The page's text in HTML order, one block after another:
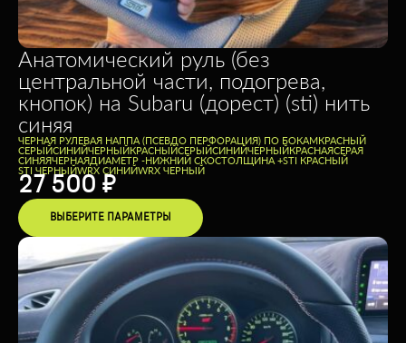
Анатомический руль (без
центральной части, подогрева,
кнопок) на Subaru (дорест) (sti) нить
синяя
ЧЕРНАЯ РУЛЕВАЯ НАППА (ПСЕВДО ПЕРФОРАЦИЯ) ПО БОКАМКРАСНЫЙ
СЕРЫЙСИНИЙЧЕРНЫЙКРАСНЫЙСЕРЫЙСИНИЙЧЕРНЫЙКРАСНАЯСЕРАЯ
СИНЯЯЧЕРНАЯДИАМЕТР -НИЖНИЙ СКОСТОЛЩИНА +STI КРАСНЫЙ
STI ЧЕРНЫЙWRX СИНИЙWRX ЧЕРНЫЙ
27 500 ₽
ВЫБЕРИТЕ ПАРАМЕТРЫ